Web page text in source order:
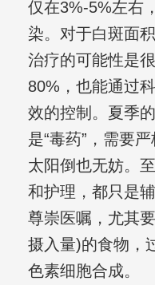
仅在3%-5%左右
染。对于白斑面
治疗的可能性是
80%，也能通过
效的控制。夏季
是“毒药”，需要
太阳倒也无妨。
和护理，都只是
尊崇医嘱，尤其
摄入量)的食物，
色素细胞合成。